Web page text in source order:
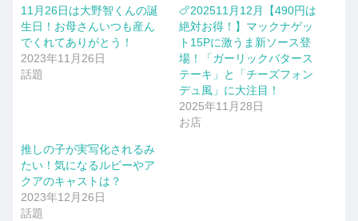
11月26日は大野智くんの誕
生日！お母さんいつも産ん
でくれてありがとう！
2023年11月26日
話題
🍗202511月12月【490円は
絶対お得！】マックナゲッ
ト15Pに激うま新ソース登
場！「ガーリックバタース
テーキ」と「チーズフォン
デュ風」に大注目！
2025年11月28日
お店
推しの子が実写化されるみ
たい！気になるルビーやア
クアのキャストは？
2023年12月26日
話題